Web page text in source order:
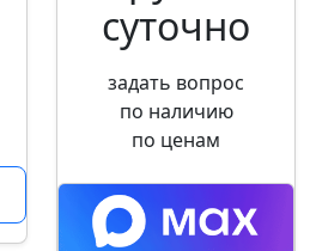
суточно
задать вопрос
по наличию
по ценам